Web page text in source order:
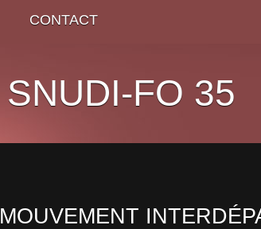
CONTACT
SNUDI-FO 35
MOUVEMENT